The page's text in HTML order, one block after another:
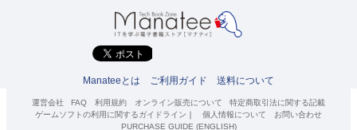
Manateeとは ご利用ガイド 送料について
運営会社 FAQ 利用規約 オンライン販売について
特定商取引法に関する記載
ゲームソフトの利用に関するガイドライン ｜ 個人情報について
お問い合わせ
PURCHASE GUIDE (ENGLISH)